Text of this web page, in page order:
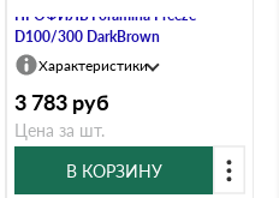
ПРОФИЛЬ Foramina Freeze
D100/300 DarkBrown
Характеристики
3 783 руб
Цена за шт.
В КОРЗИНУ